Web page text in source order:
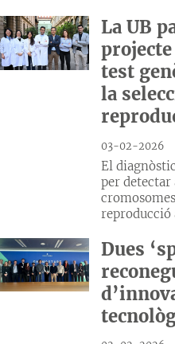
La UB
test
la
03-02-2026
El
per detectar
reproducció
Dues